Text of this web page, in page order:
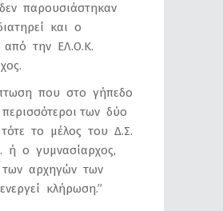
παρουσιάστηκαν
και ο
από την ΕΛ.Ο.Κ.
που στο γήπεδο
των δύο
τότε το μέλος του Δ.Σ.
ή ο γυμνασίαρχος,
αρχηγών των
κλήρωση.”